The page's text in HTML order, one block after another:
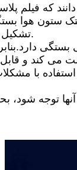
که فیلم
ستون هوا
تشکیل یک فشار آهسته دارد.
استفاده با
توجه شود،